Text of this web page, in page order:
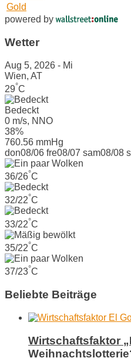
Gold
powered by
Wetter
Aug 5, 2026 - Mi
Wien, AT
29°C
Bedeckt
0 m/s, NNO
38%
760.56 mmHg
don08/06 fre08/07 sam08/08
36/26°C
32/22°C
33/22°C
35/22°C
37/23°C
Beliebte Beiträge
Wirtschaftsfaktor